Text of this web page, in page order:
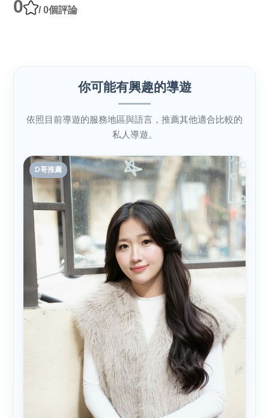
0 / 0個評論
你可能有興趣的導遊
依照目前導遊的服務地區與語言，推薦其他適合比較的
私人導遊。
D哥推薦